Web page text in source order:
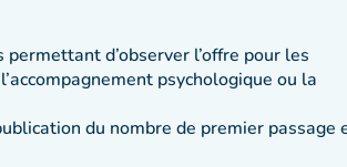
d’observer l’offre pour les
psychologique ou la
du nombre de premier passage